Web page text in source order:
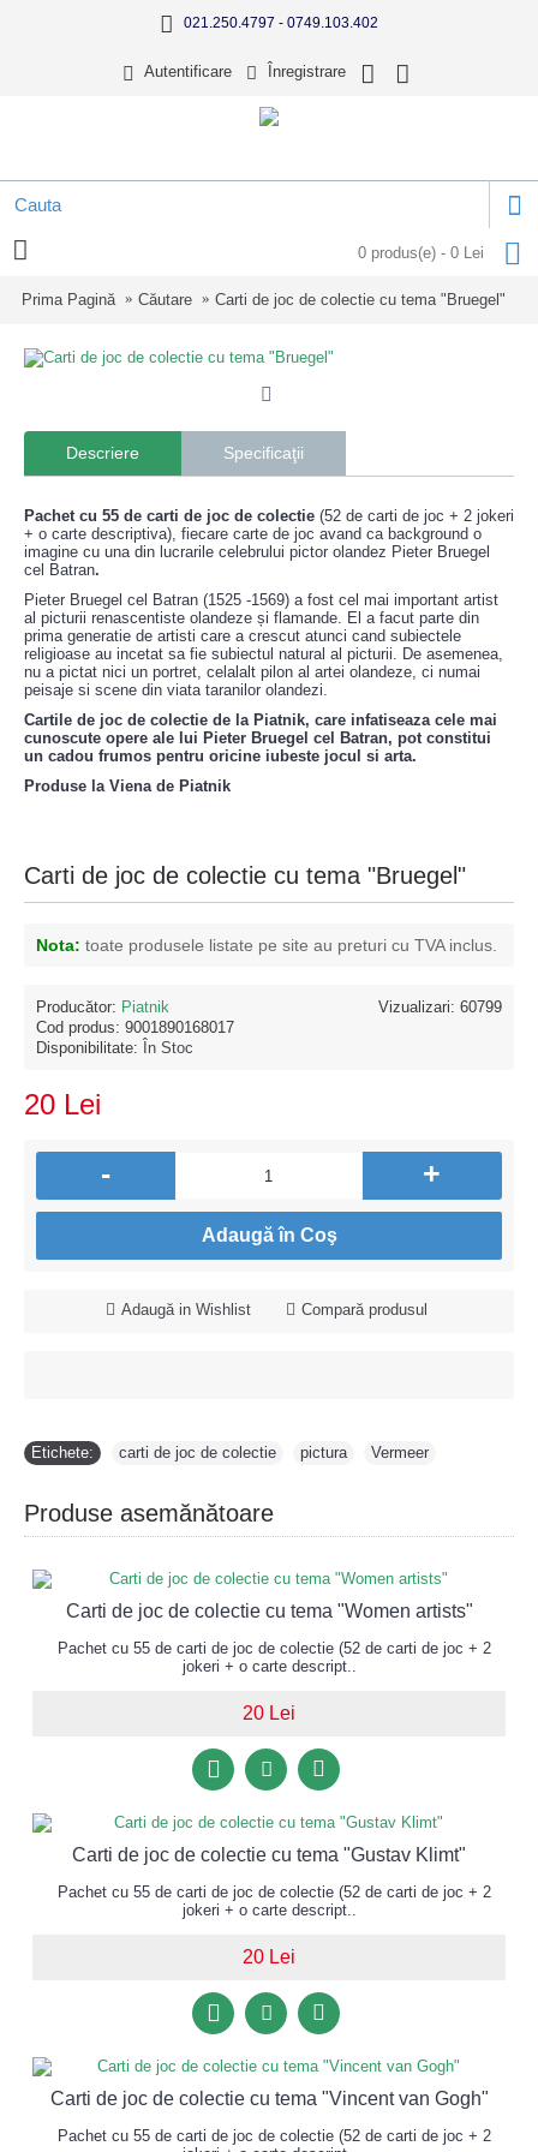
021.250.4797 - 0749.103.402
Autentificare Înregistrare
0 produs(e) - 0 Lei
Prima Pagină Căutare Carti de joc de colectie cu tema "Bruegel"
Descriere Specificaţii
Pachet cu 55 de carti de joc de colectie (52 de carti de joc + 2 jokeri
+ o carte descriptiva), fiecare carte de joc avand ca background o
imagine cu una din lucrarile celebrului pictor olandez Pieter Bruegel
cel Batran.
Pieter Bruegel cel Batran (1525 -1569) a fost cel mai important artist
al picturii renascentiste olandeze și flamande. El a facut parte din
prima generatie de artisti care a crescut atunci cand subiectele
religioase au incetat sa fie subiectul natural al picturii. De asemenea,
nu a pictat nici un portret, celalalt pilon al artei olandeze, ci numai
peisaje si scene din viata taranilor olandezi.
Cartile de joc de colectie de la Piatnik, care infatiseaza cele mai
cunoscute opere ale lui Pieter Bruegel cel Batran, pot constitui
un cadou frumos pentru oricine iubeste jocul si arta.
Produse la Viena de Piatnik
Carti de joc de colectie cu tema "Bruegel"
Nota: toate produsele listate pe site au preturi cu TVA inclus.
Vizualizari: 60799
Producător: Piatnik
Cod produs: 9001890168017
Disponibilitate:
În Stoc
20 Lei
- +
Adaugă în Coş
Adaugă in Wishlist Compară produsul
Etichete: carti de joc de colectie pictura Vermeer
Produse asemănătoare
Carti de joc de colectie cu tema "Women artists"
Pachet cu 55 de carti de joc de colectie (52 de carti de joc + 2
jokeri + o carte descript..
20 Lei
Carti de joc de colectie cu tema "Gustav Klimt"
Pachet cu 55 de carti de joc de colectie (52 de carti de joc + 2
jokeri + o carte descript..
20 Lei
Carti de joc de colectie cu tema "Vincent van Gogh"
Pachet cu 55 de carti de joc de colectie (52 de carti de joc + 2